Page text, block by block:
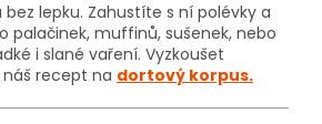
lepku. Zahustíte s ní polévky a
palačinek, muffinů, sušenek, nebo
i slané vaření. Vyzkoušet
recept na dortový korpus.